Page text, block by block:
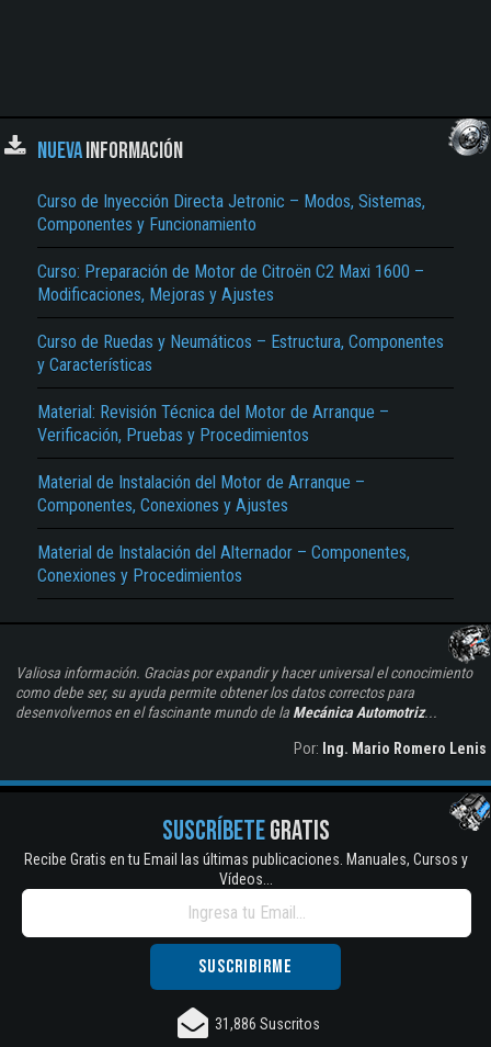
NUEVAINFORMACIÓN
Curso de Inyección Directa Jetronic – Modos, Sistemas,
Componentes y Funcionamiento
Curso: Preparación de Motor de Citroën C2 Maxi 1600 –
Modificaciones, Mejoras y Ajustes
Curso de Ruedas y Neumáticos – Estructura, Componentes
y Características
Material: Revisión Técnica del Motor de Arranque –
Verificación, Pruebas y Procedimientos
Material de Instalación del Motor de Arranque –
Componentes, Conexiones y Ajustes
Material de Instalación del Alternador – Componentes,
Conexiones y Procedimientos
Valiosa información. Gracias por expandir y hacer universal el conocimiento
como debe ser, su ayuda permite obtener los datos correctos para
desenvolvernos en el fascinante mundo de la Mecánica Automotriz...
Por: Ing. Mario Romero Lenis
SUSCRÍBETEGRATIS
Recibe Gratis en tu Email las últimas publicaciones. Manuales, Cursos y
Vídeos...
31,886 Suscritos